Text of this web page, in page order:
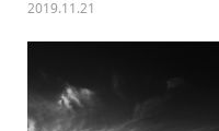
2019.11.21